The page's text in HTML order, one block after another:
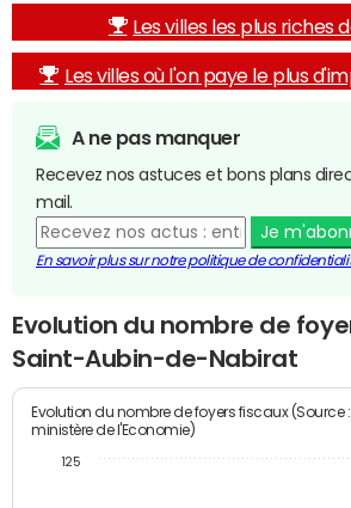
Les villes les plus riches
Les villes où l'on paye le plus
A ne pas manquer
Recevez nos astuces et bons plans
mail.
Je
En savoir plus sur notre politique de
Evolution du nombre de
Saint-Aubin-de-Nabirat
Evolution du nombre de foyers fiscaux (Source
ministère de l'Economie)
125